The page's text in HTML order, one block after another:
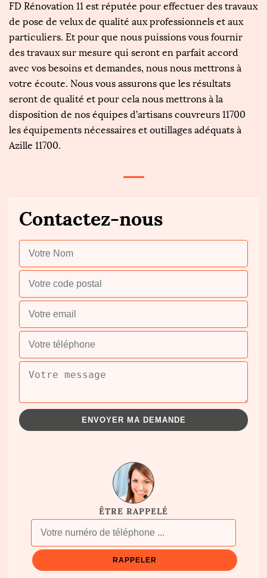
FD Rénovation 11 est réputée pour effectuer des travaux
de pose de velux de qualité aux professionnels et aux
particuliers. Et pour que nous puissions vous fournir
des travaux sur mesure qui seront en parfait accord
avec vos besoins et demandes, nous nous mettrons à
votre écoute. Nous vous assurons que les résultats
seront de qualité et pour cela nous mettrons à la
disposition de nos équipes d’artisans couvreurs 11700
les équipements nécessaires et outillages adéquats à
Azille 11700.
Contactez-nous
ÊTRE RAPPELÉ